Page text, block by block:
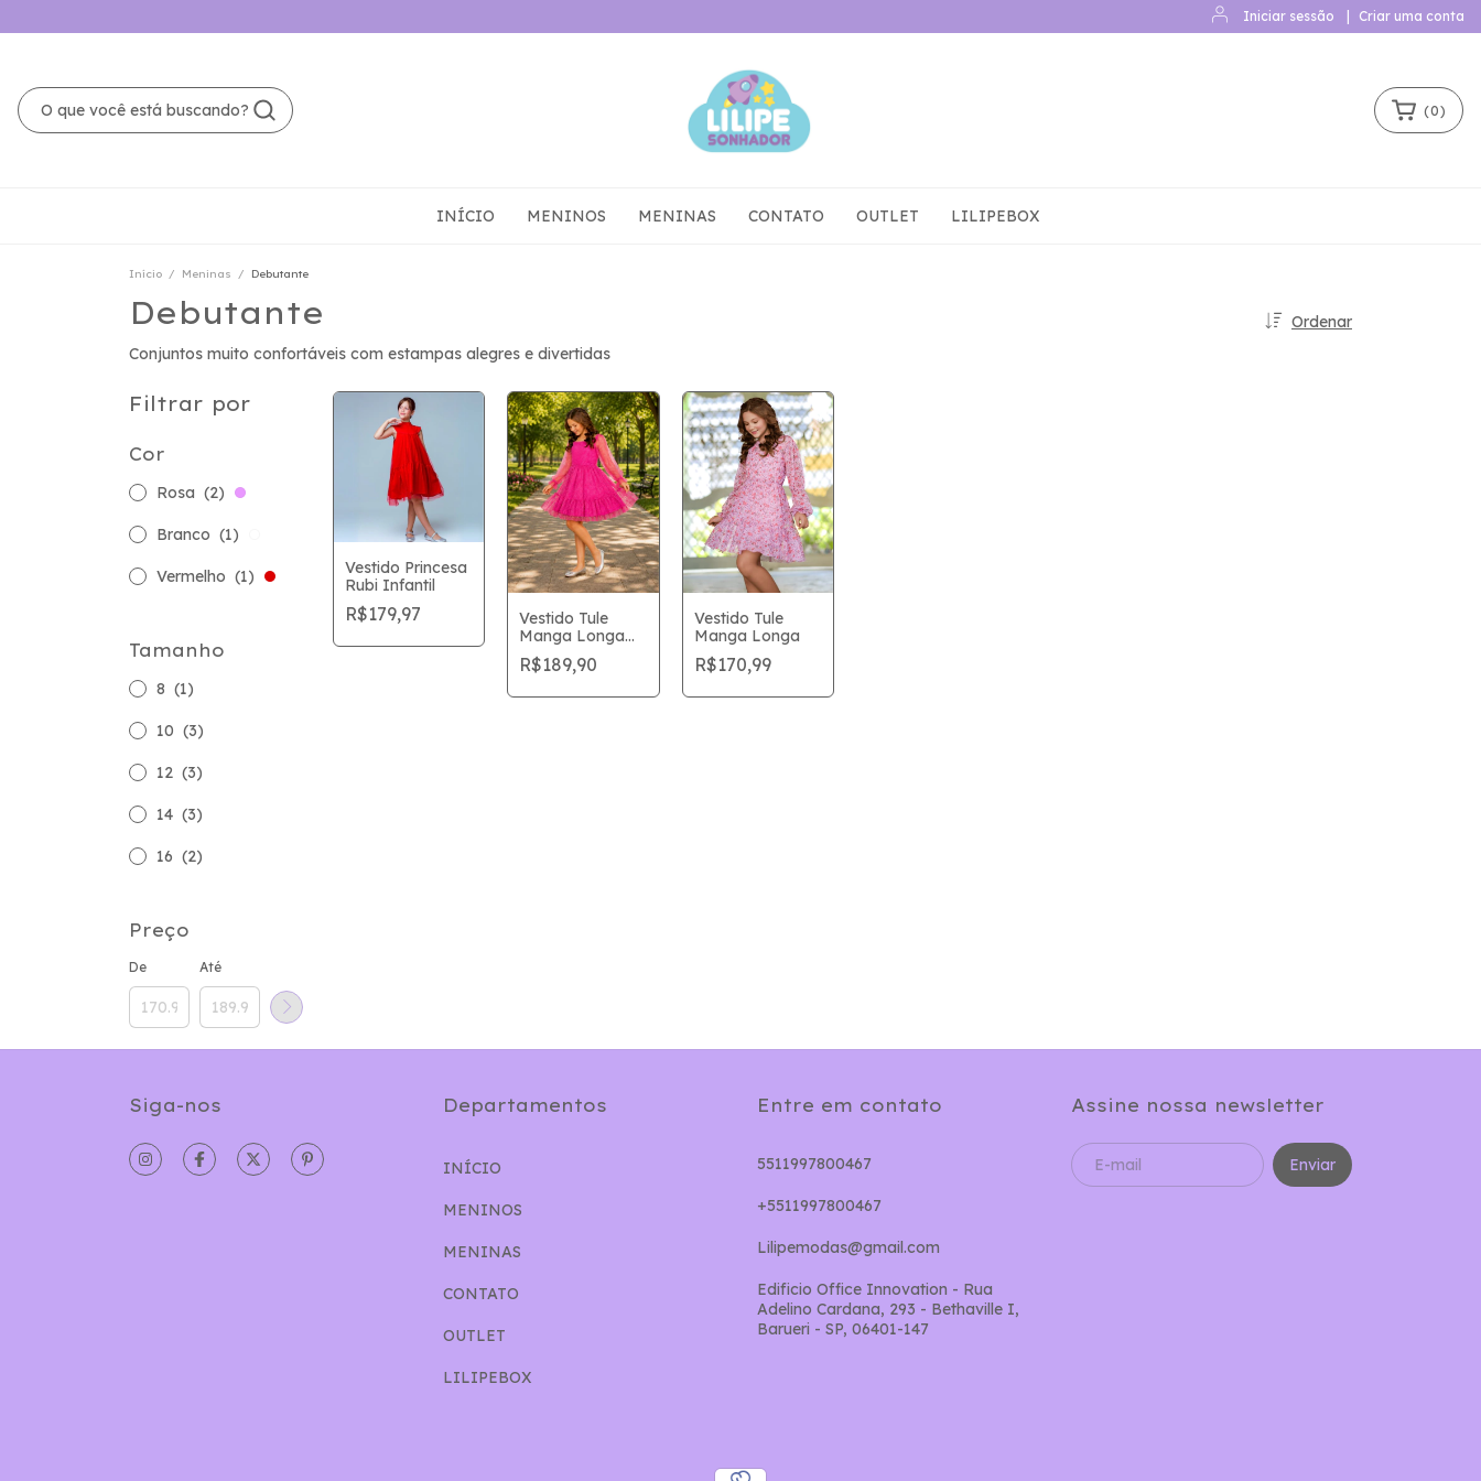
Iniciar sessão Criar uma conta
(0)
INÍCIO MENINOS MENINAS CONTATO OUTLET LILIPEBOX
Início / Meninas / Debutante
Debutante
Ordenar
Conjuntos muito confortáveis com estampas alegres e divertidas
Filtrar por
Cor
Rosa (2)
Branco (1)
Vermelho (1)
Tamanho
8 (1)
10 (3)
12 (3)
14 (3)
16 (2)
Preço
De Até
Vestido Princesa
Rubi Infantil
R$179,97
Vestido Tule
Manga Longa
Princesa
R$189,90
Vestido Tule
Manga Longa
R$170,99
Siga-nos Departamentos
INÍCIO
MENINOS
MENINAS
CONTATO
OUTLET
LILIPEBOX
Entre em contato
5511997800467
+5511997800467
Lilipemodas@gmail.com
Edificio Office Innovation - Rua
Adelino Cardana, 293 - Bethaville I,
Barueri - SP, 06401-147
Assine nossa newsletter